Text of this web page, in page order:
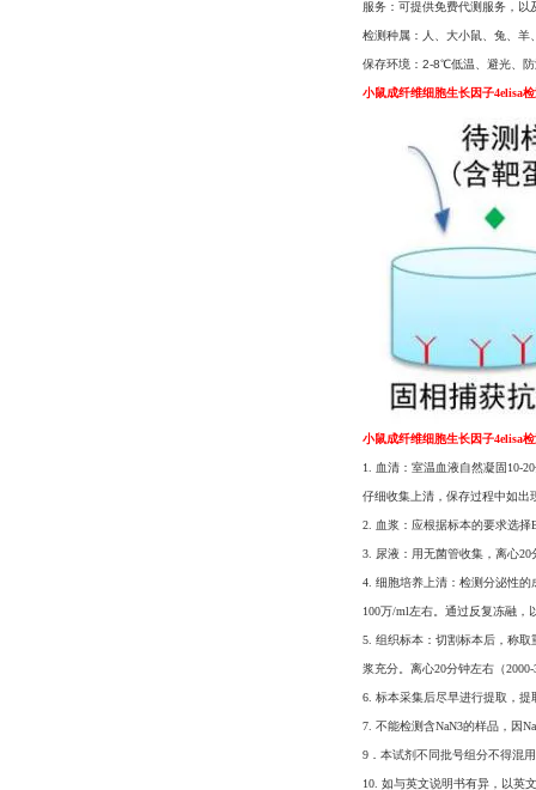
服务：可提供免费代测服务，以
检测种属：人、大小鼠、兔、
保存环境：2-8℃低温、避光、
小鼠成纤维细胞生长因子4elisa
小鼠成纤维细胞生长因子4elisa
1. 血清：室温血液自然凝固10-
仔细收集上清，保存过程中如出
2. 血浆：应根据标本的要求选择
3. 尿液：用无菌管收集，离心
4. 细胞培养上清：检测分泌性的
100万/ml左右。通过反复冻融，
5. 组织标本：切割标本后，称
浆充分。离心20分钟左右（
6. 标本采集后尽早进行提取，
7. 不能检测含NaN3的样品，因
9．本试剂不同批号组分不得混
10. 如与英文说明书有异，以英